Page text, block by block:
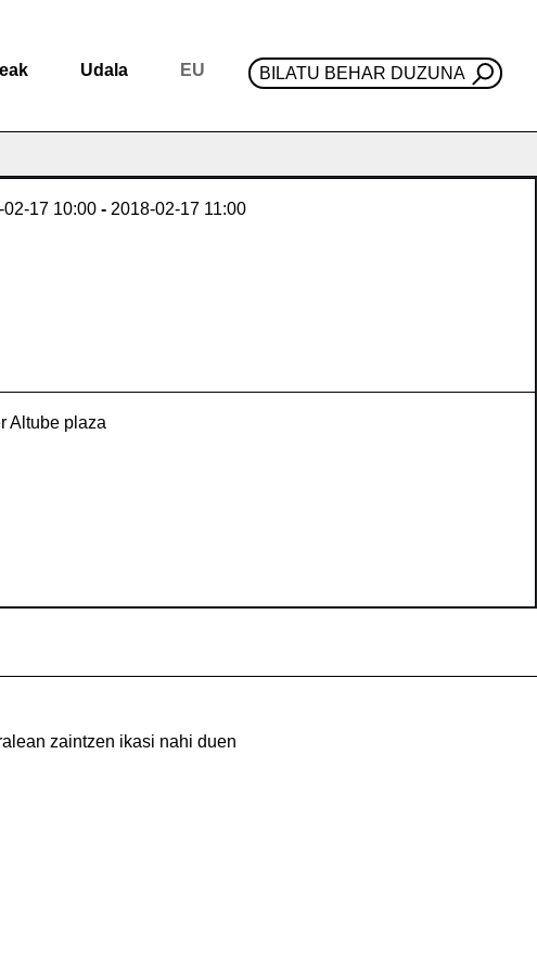
Udala EU BILATU BEHAR DUZUNA
02-17 10:00 - 2018-02-17 11:00
Altube plaza
zaintzen ikasi nahi duen